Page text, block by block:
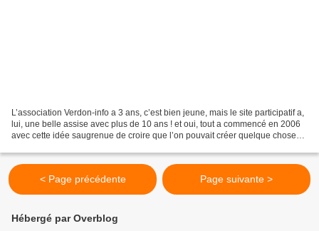
L’association Verdon-info a 3 ans, c’est bien jeune, mais le site participatif a,
lui, une belle assise avec plus de 10 ans ! et oui, tout a commencé en 2006
avec cette idée saugrenue de croire que l’on pouvait créer quelque chose
< Page précédente Page suivante >
Hébergé par Overblog